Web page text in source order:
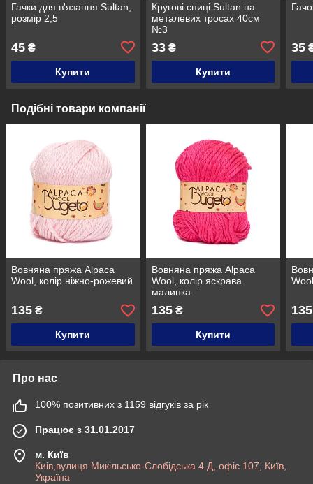
Гачки для в'язання Sultan,
розмір 2,5
45 ₴
Купити
Кругові спиці Sultan на
металевих тросах 40см
№3
33₴
Купити
35
Подібні товари компанії
Вовняна пряжа Alpaca
Wool, колір ніжно-рожевий
135 ₴
Купити
Вовняна пряжа Alpaca
Wool, колір яскрава
малинка
135₴
Купити
135
Про нас
100% позитивних з 1159 відгуків за рік
Працює з 31.01.2017
м. Київ
Киів,вулиця Микільсько-Слобідська 4 Д, офіс 107, Київ,
Україна